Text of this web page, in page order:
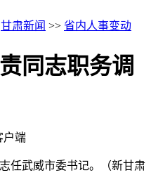
甘肃新闻 >> 省内人事变动
同志职务调
户端
武威市委书记。（新甘肃